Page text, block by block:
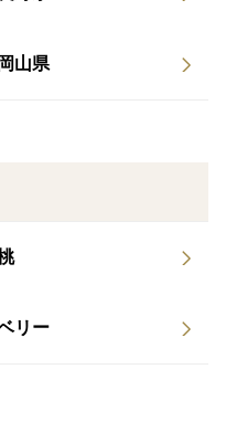
蔵庫で保存を。
めです。
岡山県
リー